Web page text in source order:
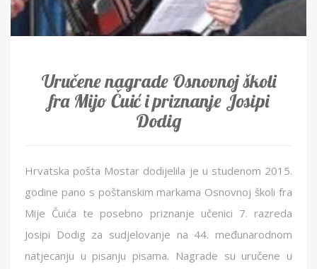
Uručene nagrade Osnovnoj školi
fra Mijo Čuić i priznanje Josipi
Dodig
Hrvatska pošta Mostar dodijelila je u studenom 2015.
godine pano s poštanskim markama Osnovnoj školi fra
Mije Čuića te posebno priznanje učenici 7. razreda
Josipi Dodig za sudjelovanje na 44. međunarodnom
natjecanju u pisanju pisama. Nagrade su uručene u